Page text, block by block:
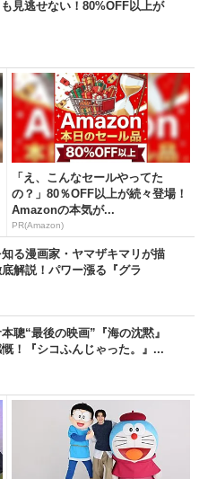
見逃せない！80%OFF以上が
「え、こんなセールやってた
の？」80％OFF以上が続々登場！
Amazonの本気が...
PR(Amazon)
る漫画家・ヤマザキマリが描
解説！パワー漲る『グラ
聰“最後の映画”『海の沈黙』
！『シコふんじゃった。』...